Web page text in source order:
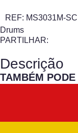
REF: MS3031M-SC
Drums
PARTILHAR:
Descrição
TAMBÉM